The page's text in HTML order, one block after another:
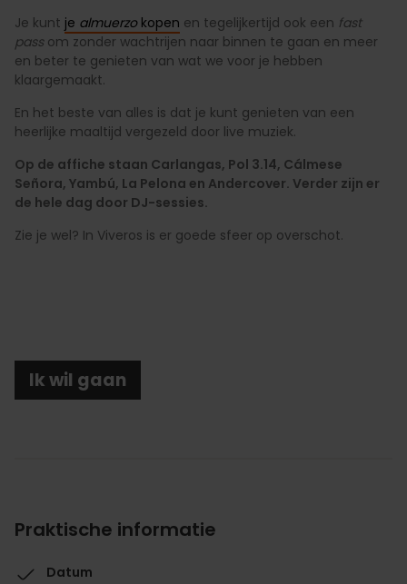
Je kunt je almuerzokopen en tegelijkertijd ook een fast
passom zonder wachtrijen naar binnen te gaan en meer
en beter te genieten van wat we voor je hebben
klaargemaakt.
En het beste van alles is dat je kunt genieten van een
heerlijke maaltijd vergezeld door live muziek.
Op de affiche staan Carlangas, Pol 3.14, Cálmese
Señora, Yambú, La Pelona en Andercover. Verder zijn er
de hele dag door DJ-sessies.
Zie je wel? In Viveros is er goede sfeer op overschot.
Ik wil gaan
Praktische informatie
Datum